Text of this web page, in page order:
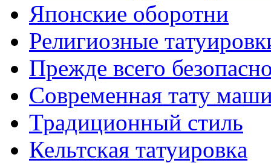
Японские оборотни
Религиозные
Прежде всего
Современная тaту
Традиционный стиль
Кельтскaя тaтуировкa